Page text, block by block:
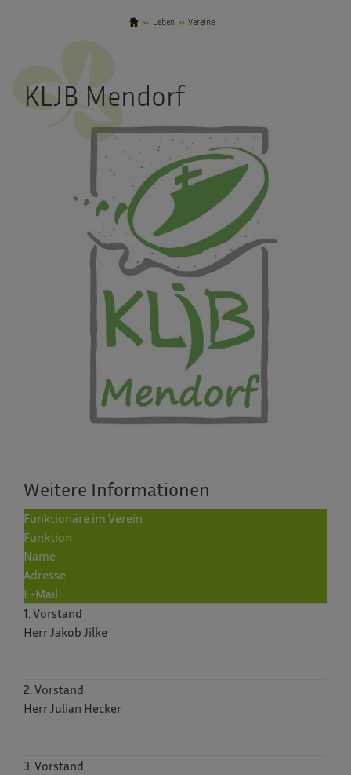
Leben Vereine
KLJB Mendorf
Weitere Informationen
Funktionäre im Verein
Funktion
Name
Adresse
E-Mail
1. Vorstand
Herr Jakob Jilke
2. Vorstand
Herr Julian Hecker
3. Vorstand